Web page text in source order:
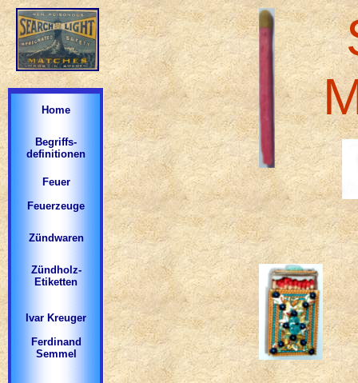
Home
Feuer
Begriffs-
definitionen
Feuerzeuge
Zündwaren
Zündholz-
Etiketten
Ivar Kreuger
Ferdinand
Semmel